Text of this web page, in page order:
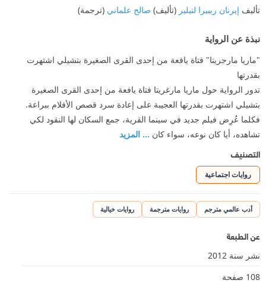
تأليف إيرنان ريبيرا لتيلير (تأليف) صالح علماني (ترجمة)
نبذة عن الرواية
​"ماريا مارجريتا" فتاة يافعة من إحدى القرى الصغيرة بتشيلي اشتهرت
بقدرتها​ ​
تدور الرواية حول ماريا مارغريتا فتاة يافعة من إحدى القرى الصغيرة
بتشيلي اشتھرت بقدرتھا العجيبة على إعادة سرد قصص الأفلام ببراعة.
فكلما عُرِض فيلم جديد في سينما القرية، جمع السكان لھا النقود لكي
تشاھده، أيا كان نوعه، سواء كان ... المزيد
التصنيف
روايات اجتماعية
أدب عالمي مترجم روايات مترجمة روايات خيالية
عن الطبعة
نشر سنة 2012
108 صفحة